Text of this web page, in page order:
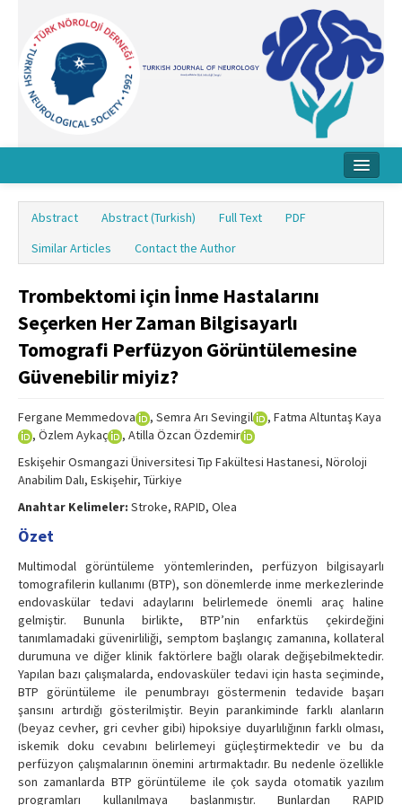
Board
Instructions
Archive
Contact Us
Abstract Abstract (Turkish) Full Text
PDF
Similar Articles
Contact the Author
Trombektomi için İnme Hastalarını
Seçerken Her Zaman Bilgisayarlı
Tomografi Perfüzyon Görüntülemesine
Güvenebilir miyiz?
Fergane Memmedova , Semra Arı Sevingil
, Fatma Altuntaş Kaya
, Özlem Aykaç
, Atilla Özcan Özdemir
Eskişehir Osmangazi Üniversitesi Tıp Fakültesi Hastanesi, Nöroloji
Anabilim Dalı, Eskişehir, Türkiye
Anahtar Kelimeler: Stroke, RAPID, Olea
Özet
Multimodal görüntüleme yöntemlerinden, perfüzyon bilgisayarlı
tomografilerin kullanımı (BTP), son dönemlerde inme merkezlerinde
endovaskülar tedavi adaylarını belirlemede önemli araç haline
gelmiştir. Bununla birlikte, BTP’nin enfarktüs çekirdeğini
tanımlamadaki güvenirliliği, semptom başlangıç zamanına, kollateral
durumuna ve diğer klinik faktörlere bağlı olarak değişebilmektedir.
Yapılan bazı çalışmalarda, endovasküler tedavi için hasta seçiminde,
BTP görüntüleme ile penumbrayı göstermenin tedavide başarı
şansını artırdığı gösterilmiştir. Beyin parankiminde farklı alanların
(beyaz cevher, gri cevher gibi) hipoksiye duyarlılığının farklı olması,
iskemik doku cevabını belirlemeyi güçleştirmektedir ve bu da
perfüzyon çalışmalarının önemini artırmaktadır. Bu nedenle özellikle
son zamanlarda BTP görüntüleme ile çok sayda otomatik yazılım
programları kullanılmaya başlanmıştır. Bunlardan RAPID